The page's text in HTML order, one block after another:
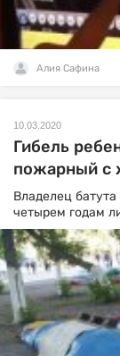
Алия Сафина
10.03.2020
Гибель
пожарный с
Владелец
четырем годам